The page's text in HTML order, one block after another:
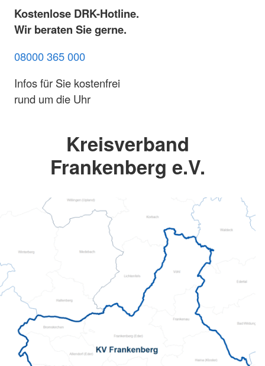
Kostenlose DRK-Hotline.
Wir beraten Sie gerne.
08000 365 000
Infos für Sie kostenfrei
rund um die Uhr
Kreisverband
Frankenberg e.V.